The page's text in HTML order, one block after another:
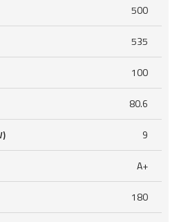
500
535
100
80.6
9
A+
180